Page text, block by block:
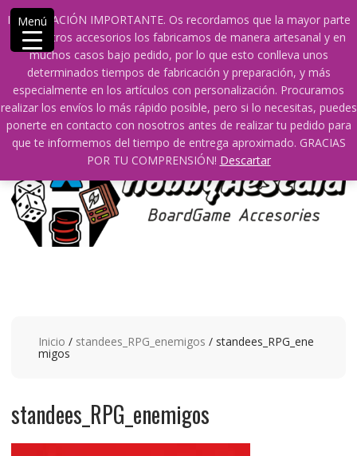
INFORMACIÓN IMPORTANTE. Os recordamos que la mayor parte
de nuestros accesorios los fabricamos de manera artesanal y en
muchos casos bajo pedido, por lo que esto conlleva unos
determinados tiempos de fabricación y preparación, y más
especialmente en los artículos con personalización. Procuramos
realizar los envíos lo más rápido posible, pero si lo necesitas, puedes
ponerte en contacto con nosotros antes de realizar tu pedido para
que te informemos del tiempo de entrega aproximado. GRACIAS
POR TU COMPRENSIÓN! Descartar
Saltar
contenido
609241475 SOLO DE 10:00 a 14:00
info@hobbyaescala.com
San Fernando de Henares
10:00 - 14:00
Mi cuenta
0 0
Inicio / standees_RPG_enemigos / standees_RPG_ene
migos
standees_RPG_enemigos
Menú